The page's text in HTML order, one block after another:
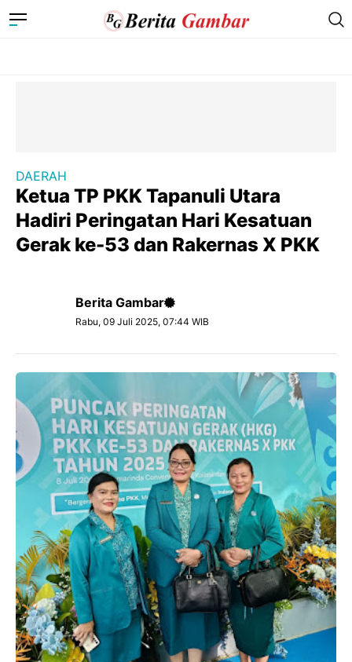
DAERAH
Ketua TP PKK Tapanuli Utara
Hadiri Peringatan Hari Kesatuan
Gerak ke-53 dan Rakernas X PKK
Berita Gambar
Rabu, 09 Juli 2025, 07:44 WIB